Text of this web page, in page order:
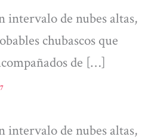
intervalo de nubes altas,
chubascos que
de […]
intervalo de nubes altas,